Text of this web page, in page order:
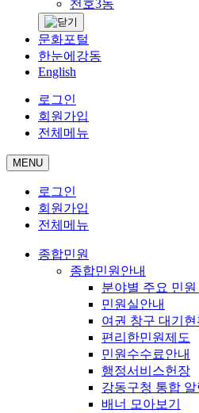
천호3동
문화포털
한눈에강동
English
로그인
회원가입
전체메뉴
MENU
로그인
회원가입
전체메뉴
종합민원
종합민원안내
분야별 주요 민
민원실안내
여권 창구 대기
편리한민원제도
민원수수료안내
행정서비스헌장
강동구청 통합 알
배너 모아보기